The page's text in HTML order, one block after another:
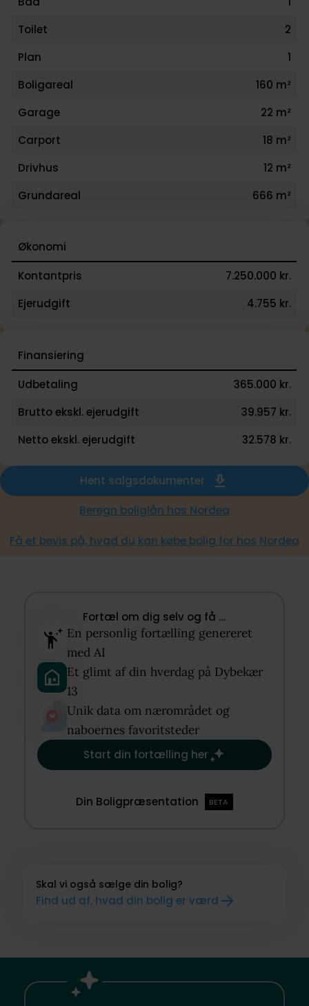
derved en gennemgribende kulturforandring, hvor
lærere nu arbejder i teams, der socialt og fagligt
motivation i forhold til dét at lære og gå i skole. Få
skolebeskrivelse udleveret af mægler eller
Toilet
2
Plan
1
Boligareal
160 m²
Garage
22 m²
Carport
18 m²
Drivhus
12 m²
Grundareal
666 m²
Økonomi
Kontantpris
7.250.000 kr.
Ejerudgift
4.755 kr.
Finansiering
Udbetaling
365.000 kr.
Brutto ekskl. ejerudgift
39.957 kr.
Netto ekskl. ejerudgift
32.578 kr.
Hent salgsdokumenter
Beregn boliglån hos Nordea
Få et bevis på, hvad du kan købe bolig for hos Nordea
Fortæl om dig selv og få …​
En personlig fortælling genereret
med AI​
Et glimt af din hverdag på Dybekær
13​
Unik data om nærområdet og
naboernes favoritsteder​
Start din fortælling her
Din Boligpræsentation BETA
Skal vi også sælge din bolig?
Find ud af, hvad din bolig er værd